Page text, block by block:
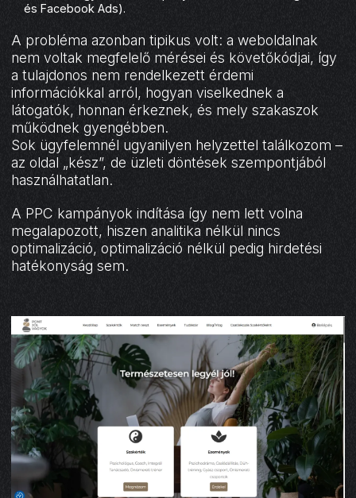
és Facebook Ads).
A probléma azonban tipikus volt: a weboldalnak
nem voltak megfelelő mérései és követőkódjai, így
a tulajdonos nem rendelkezett érdemi
információkkal arról, hogyan viselkednek a
látogatók, honnan érkeznek, és mely szakaszok
működnek gyengébben.
Sok ügyfelemnél ugyanilyen helyzettel találkozom –
az oldal „kész”, de üzleti döntések szempontjából
használhatatlan.
A PPC kampányok indítása így nem lett volna
megalapozott, hiszen analitika nélkül nincs
optimalizáció, optimalizáció nélkül pedig hirdetési
hatékonyság sem.